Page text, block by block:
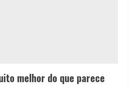
melhor do que parece